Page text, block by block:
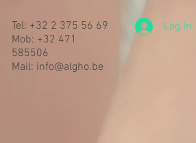
Tel: +32 2 375 56 69
Mob: +32 471
585506
Mail: info@algho.be
Log In